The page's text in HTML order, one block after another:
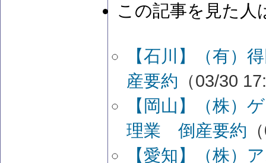
この記事を見た人
【石川】（有
産要約 （03/30
【岡山】（株）
理業 倒産要約
【愛知】（株）